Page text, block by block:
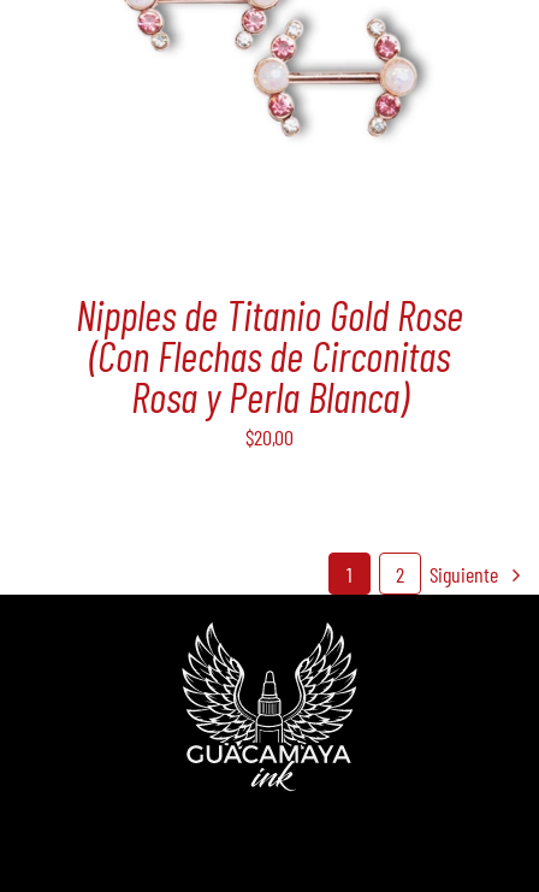
Nipples de Titanio Gold Rose
(Con Flechas de Circonitas
Rosa y Perla Blanca)
$20,00
1 2 Siguiente